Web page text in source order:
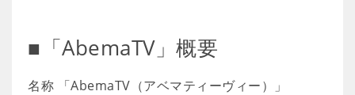
■「AbemaTV」概要
名称 「AbemaTV（アベマティーヴィー）」